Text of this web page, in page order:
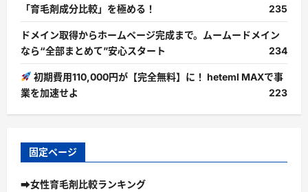
「育毛剤成分比較」を極める！ 235
ドメイン取得からホームページ完成まで。ムームードメイン
なら“全部まとめて”安心スタート
234
初期費用110,000円が【完全無料】に！ heteml MAXで事
業を加速せよ
223
固定ページ
➡女性育毛剤比較ランキング